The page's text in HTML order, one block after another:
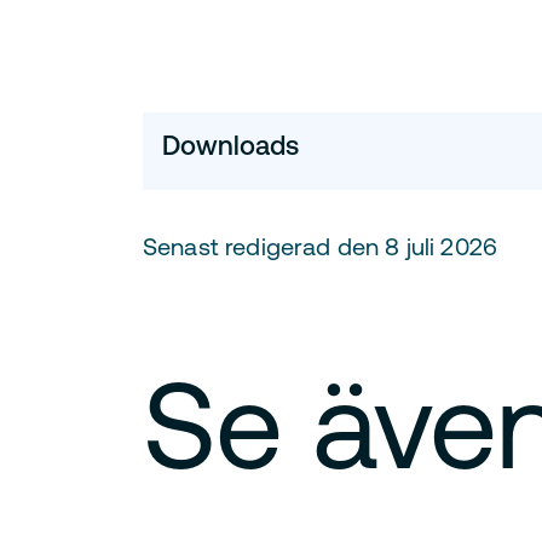
Downloads
Senast redigerad den 8 juli 2026
Se